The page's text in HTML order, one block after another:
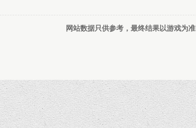
网站数据只供参考，最终结果以游戏为准